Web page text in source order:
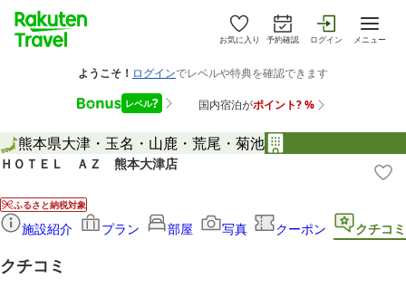
お気に入り 予約確認 ログイン メニュー
熊本県大津・玉名・山鹿・荒尾・菊池
ＨＯＴＥＬ ＡＺ 熊本大津店
ふるさと納税対象
施設紹介 プラン 部屋 写真 クーポン クチコミ
クチコミ